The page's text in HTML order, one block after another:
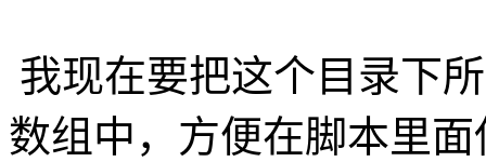
我现在要把这个目录下
数组中，方便在脚本里面